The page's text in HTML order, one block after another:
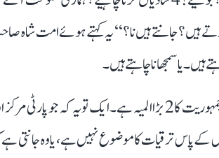
ہیں؟ جانتے ہیں نا؟‘‘ یہ کہتے ہوئے امت شاہ
ہیں۔ یا سمجھانا چاہتے ہیں۔
پاس ترقیات کا موضوع نہیں ہے، یا وہ جانتی ہے